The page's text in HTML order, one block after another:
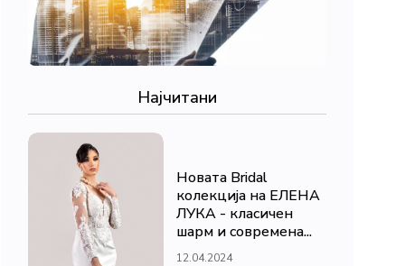
Најчитани
Новата Bridal
колекција на ЕЛЕНА
ЛУКА - класичен
шарм и современа...
12.04.2024